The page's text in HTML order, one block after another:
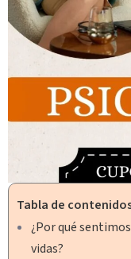
Tabla de
¿Por qué
vidas?